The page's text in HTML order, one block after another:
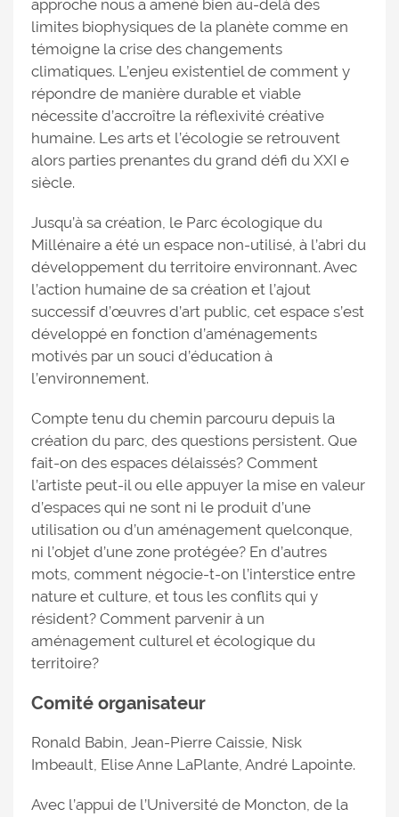
approche nous a amené bien au-delà des
limites biophysiques de la planète comme en
témoigne la crise des changements
climatiques. L’enjeu existentiel de comment y
répondre de manière durable et viable
nécessite d’accroître la réflexivité créative
humaine. Les arts et l’écologie se retrouvent
alors parties prenantes du grand défi du XXI e
siècle.
Jusqu’à sa création, le Parc écologique du
Millénaire a été un espace non-utilisé, à l’abri du
développement du territoire environnant. Avec
l’action humaine de sa création et l’ajout
successif d’œuvres d’art public, cet espace s’est
développé en fonction d’aménagements
motivés par un souci d’éducation à
l’environnement.
Compte tenu du chemin parcouru depuis la
création du parc, des questions persistent. Que
fait-on des espaces délaissés? Comment
l’artiste peut-il ou elle appuyer la mise en valeur
d’espaces qui ne sont ni le produit d’une
utilisation ou d’un aménagement quelconque,
ni l’objet d’une zone protégée? En d’autres
mots, comment négocie-t-on l’interstice entre
nature et culture, et tous les conflits qui y
résident? Comment parvenir à un
aménagement culturel et écologique du
territoire?
Comité organisateur
Ronald Babin, Jean-Pierre Caissie, Nisk
Imbeault, Elise Anne LaPlante, André Lapointe.
Avec l’appui de l’Université de Moncton, de la